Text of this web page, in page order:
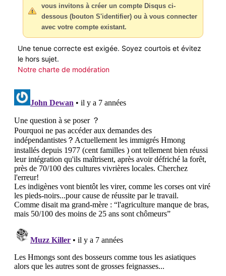
vous invitons à créer un compte Disqus ci-
dessous (bouton S'identifier) ou à vous connecter
avec votre compte existant.
Une tenue correcte est exigée. Soyez courtois et évitez
le hors sujet.
Notre charte de modération